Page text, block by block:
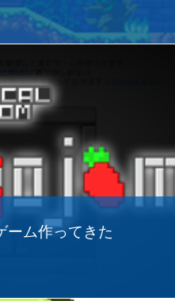
ーム作ってきた